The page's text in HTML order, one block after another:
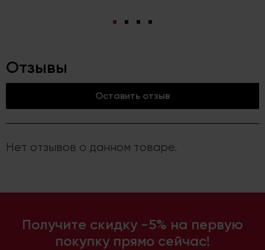
Отзывы
Оставить отзыв
Нет отзывов о данном товаре.
Получите скидку -5% на первую
покупку прямо сейчас!